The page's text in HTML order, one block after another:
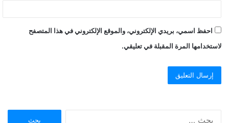
احفظ اسمي، بريدي الإلكتروني، والموقع الإلكتروني في هذا المتصفح
لاستخدامها المرة المقبلة في تعليقي.